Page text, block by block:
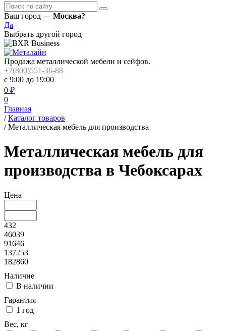
Ваш город — Москва?
Да
Выбрать другой город
Продажа металлической мебели и сейфов.
+7(800)551-36-88
с 9:00 до 19:00
0 ₽
0
Главная
/ Каталог товаров
/ Металлическая мебель для производства
Металлическая мебель для
производства в Чебоксарах
Цена
432
46039
91646
137253
182860
Наличие
В наличии
Гарантия
1 год
Вес, кг